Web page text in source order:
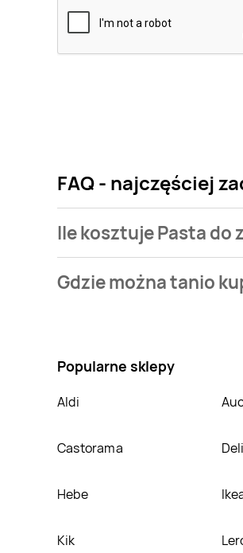
FAQ - najczęściej
Ile kosztuje Pasta do
zębów intensive stain removal
Gdzie można tanio
Popularne sklepy
Aldi
Castorama
Hebe
Kik